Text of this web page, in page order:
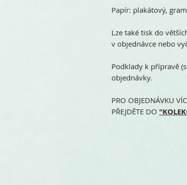
Papír: plakátový,
Lze také tisk do
v objednávce nebo
Podklady k přípravě
objednávky.
PRO OBJEDNÁVKU
PŘEJDĚTE DO